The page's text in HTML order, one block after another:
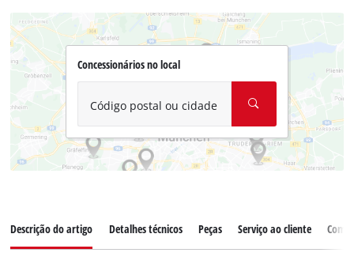
Concessionários no local
Código postal ou cidade
Descrição do artigo Detalhes técnicos Peças Serviço ao cliente